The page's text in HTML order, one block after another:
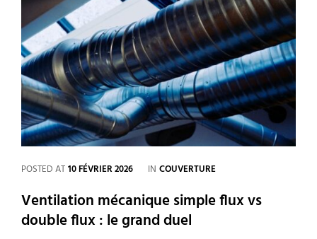
POSTED AT10 FÉVRIER 2026 IN CATEGORIES
COUVERTURE
Ventilation mécanique simple flux vs
double flux : le grand duel